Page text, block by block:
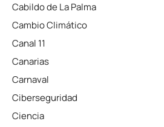
Cabildo de La Palma
Cambio Climático
Canal 11
Canarias
Carnaval
Ciberseguridad
Ciencia